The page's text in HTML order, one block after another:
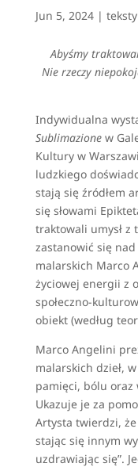
Jun 5, 2024| teksty
Abyśmy
Nie rzeczy
Indywidualna
Sublimazionew
Kultury w
ludzkiego
stają się źródłem
się słowami
traktowali umysł z
zastanowić się
malarskich Marco
życiowej energii z
społeczno-
obiekt (według
Marco Angelini
malarskich dzieł,
pamięci, bólu oraz
Ukazuje je za
Artysta twierdzi, że
stając się innym
uzdrawiając się”.